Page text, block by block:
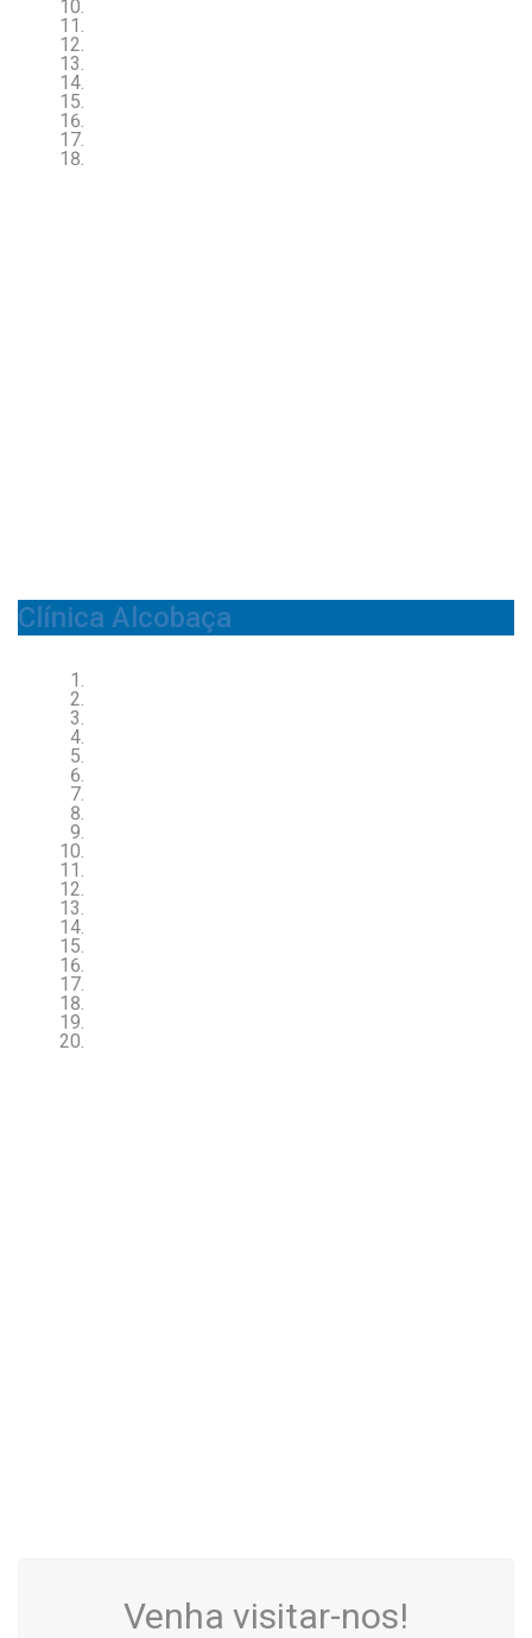
Clínica Alcobaça
Venha visitar-nos!